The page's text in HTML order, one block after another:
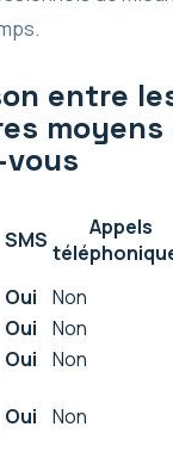
entre
moyens
SMS
Appels
Oui Non
Oui Non
Oui Non
Oui Non